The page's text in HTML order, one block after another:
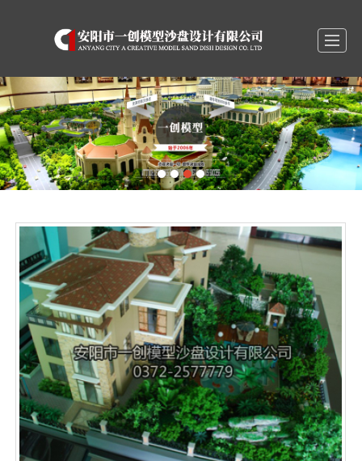
首页 关于我们 产品展示 新闻动态 精彩视频 营销网络 战略合作 联系我们